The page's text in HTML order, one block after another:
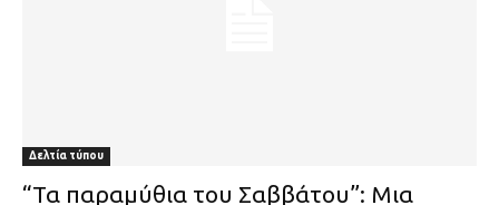
Δελτία τύπου
“Τα παραμύθια του Σαββάτου”: Μια